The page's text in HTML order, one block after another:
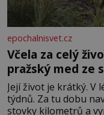
epochalnisvet.cz
Včela za celý
pražský med ze
Její život je krátký. V
týdnů. Za tu dobu
stovky kilometrů a